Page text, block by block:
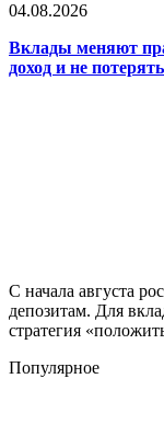
04.08.2026
Вклады меняют
доход и не
С начала августа
депозитам. Для
стратегия
Популярное